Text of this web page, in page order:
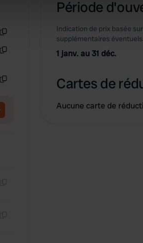
media, advertising and analytics
they’ve collected from your use of
Période
Indication de prix basée
supplémentaires éventuels.
1 janv. au 31 déc.
Cartes de
Aucune carte de